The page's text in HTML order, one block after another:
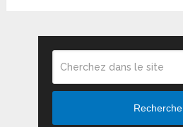
Recherche